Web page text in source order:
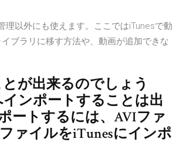
以外にも使えます。ここではiTunesで動
ブラリに移す方法や、動画が追加できな
が出来るのでしょう
ンポートすることは出
ートするには、AVIファ
ァイルをiTunesにインポ